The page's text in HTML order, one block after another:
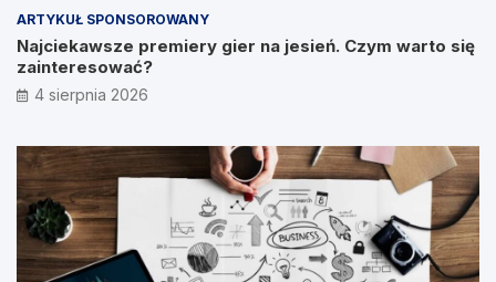
ARTYKUŁ SPONSOROWANY
Najciekawsze premiery gier na jesień. Czym warto się
zainteresować?
4 sierpnia 2026